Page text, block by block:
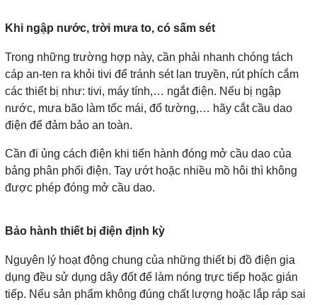
Khi ngập nước, trời mưa to, có sấm sét
Trong những trường hợp này, cần phải nhanh chóng tách
cáp an-ten ra khỏi tivi để tránh sét lan truyền, rút phích cắm
các thiết bị như: tivi, máy tính,… ngắt điện. Nếu bị ngập
nước, mưa bão làm tốc mái, đổ tường,… hãy cắt cầu dao
điện để đảm bảo an toàn.
Cần đi ủng cách điện khi tiến hành đóng mở cầu dao của
bảng phân phối điện. Tay ướt hoặc nhiều mồ hôi thì không
được phép đóng mở cầu dao.
Bảo hành thiết bị điện định kỳ
Nguyên lý hoạt động chung của những thiết bị đồ điện gia
dụng đều sử dụng dây đốt để làm nóng trực tiếp hoặc gián
tiếp. Nếu sản phẩm không đúng chất lượng hoặc lắp ráp sai